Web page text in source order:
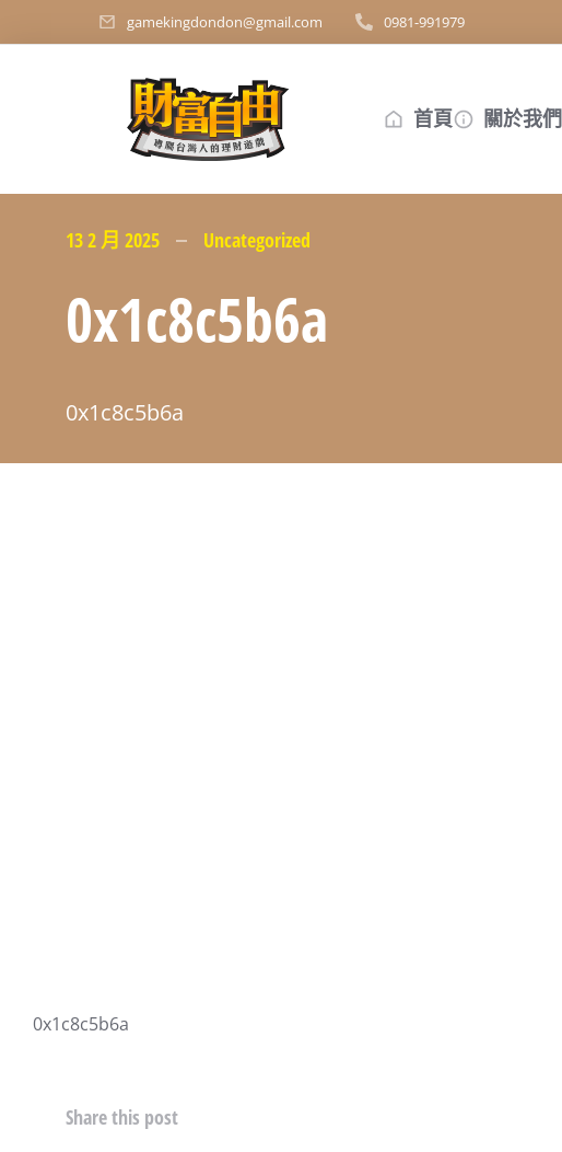
gamekingdondon@gmail.com 0981-991979
首頁 關於我們
13 2 月 2025 Uncategorized
0x1c8c5b6a
0x1c8c5b6a
0x1c8c5b6a
Share this post